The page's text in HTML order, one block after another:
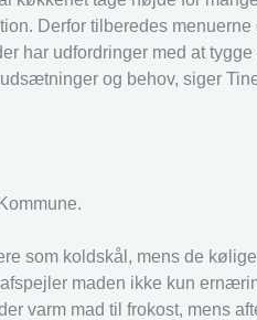
Derfor tilberedes
har udfordringer med at
og behov, siger
som koldskål, mens de
maden ikke kun
varm mad til frokost, mens